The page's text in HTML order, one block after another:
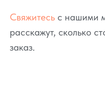
Свяжитесь с нашими
расскажут, сколько
заказ.